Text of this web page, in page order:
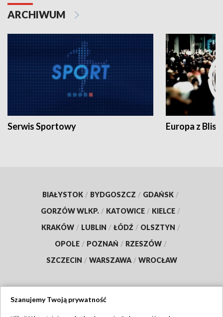
ARCHIWUM
Serwis Sportowy Europa z
BIAŁYSTOK / BYDGOSZCZ / GDAŃSK /
GORZÓW WLKP. / KATOWICE / KIELCE /
KRAKÓW / LUBLIN / ŁÓDŹ / OLSZTYN /
OPOLE / POZNAŃ / RZESZÓW /
SZCZECIN / WARSZAWA / WROCŁAW
Szanujemy Twoją prywatność